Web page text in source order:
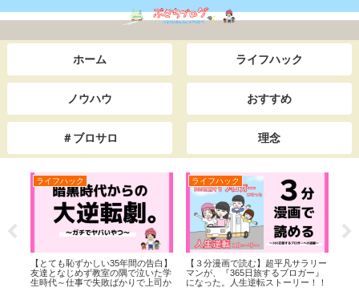
ホーム ライフハック
ノウハウ おすすめ
＃ブロサロ 理念
ライフハック
【とても恥ずかしい35年間の告白】
友達となじめず教室の隅で泣いた学
生時代～仕事で失敗ばかりで上司か
ライフハック
【３分漫画で読む】超平凡サラリー
マンが、『365日旅するブロガー』
になった。人生逆転ストーリー！！